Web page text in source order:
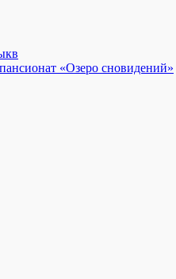
«Озеро сновидений»